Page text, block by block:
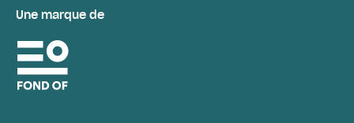
Une marque de